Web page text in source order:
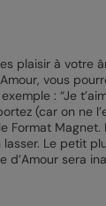
plaisir à votre
vous
: “Je
(car on ne
Le petit
d’Amour sera